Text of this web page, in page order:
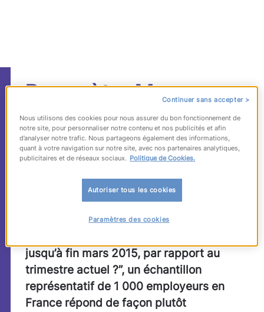
Baromètre Manpower
des perspectives
d’emploi pour le 1er
trimestre 2015
A la question “Comment anticipez-vous
l’évolution des effectifs de votre
jusqu’à fin mars 2015, par rapport au
trimestre actuel ?”, un échantillon
représentatif de 1 000 employeurs en
France répond de façon plutôt
Continuer sans accepter >
Nous utilisons des cookies pour nous assurer du bon fonctionnement de
notre site, pour personnaliser notre contenu et nos publicités et afin
d’analyser notre trafic. Nous partageons également des informations,
quant à votre navigation sur notre site, avec nos partenaires analytiques,
publicitaires et de réseaux sociaux. Politique de Cookies.
Autoriser tous les cookies
Paramètres des cookies